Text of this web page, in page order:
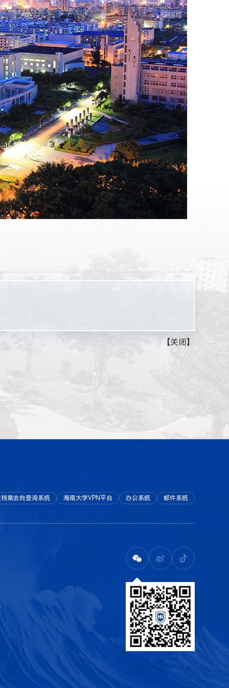
【关闭】
案去向查询系统 海南大学VPN平台 办公系统 邮件系统